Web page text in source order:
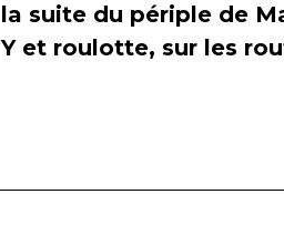
la suite du périple de
Y et roulotte, sur les